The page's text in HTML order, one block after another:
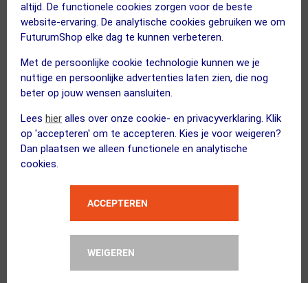
altijd. De functionele cookies zorgen voor de beste
website-ervaring. De analytische cookies gebruiken we om
FuturumShop elke dag te kunnen verbeteren.
Met de persoonlijke cookie technologie kunnen we je
nuttige en persoonlijke advertenties laten zien, die nog
beter op jouw wensen aansluiten.
Lees hier alles over onze cookie- en privacyverklaring. Klik
op 'accepteren' om te accepteren. Kies je voor weigeren?
Dan plaatsen we alleen functionele en analytische
cookies.
ACCEPTEREN
WEIGEREN
MARA
Kies je maat